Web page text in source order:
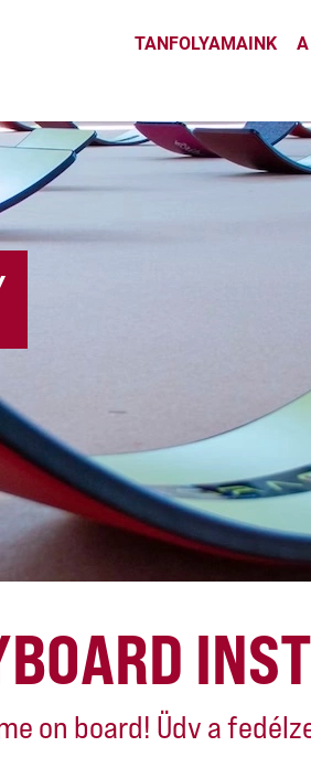
TANFOLYAMAINK
on board! Üdv a